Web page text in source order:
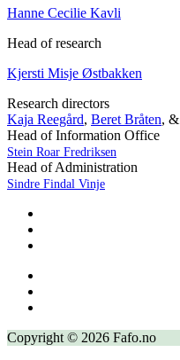
Hanne Cecilie Kavli
Head of research
Kjersti Misje Østbakken
Research directors
Kaja Reegård, Beret Bråten, &
Head of Information Office
Stein Roar Fredriksen
Head of Administration
Sindre Findal Vinje
Copyright © 2026 Fafo.no